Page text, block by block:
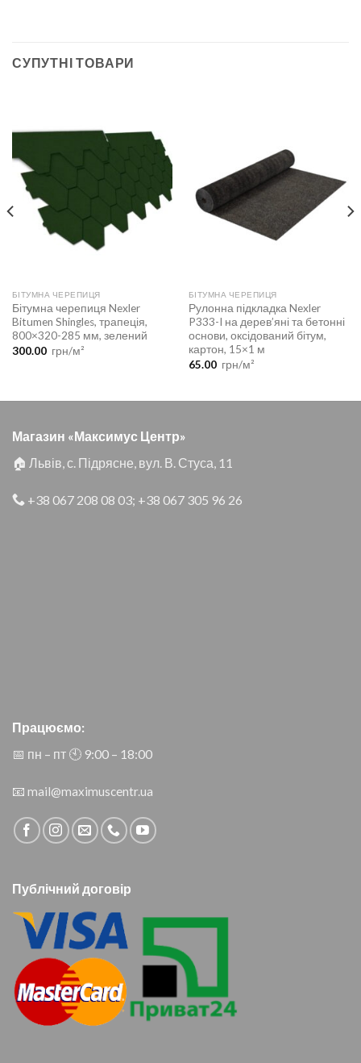
СУПУТНІ ТОВАРИ
БІТУМНА ЧЕРЕПИЦЯ
Бітумна черепиця Nexler
Bitumen Shingles, трапеція,
800×320-285 мм, зелений
300.00 грн/м²
БІТУМНА ЧЕРЕПИЦЯ
Рулонна підкладка Nexler
P333-I на дерев’яні та бетонні
основи, оксідований бітум,
картон, 15×1 м
65.00 грн/м²
Магазин «Максимус Центр»
🏠 Львів, с. Підрясне, вул. В. Стуса, 11
+38 067 208 08 03; +38 067 305 96 26
Працюємо:
📅 пн – пт 🕙︎ 9:00 – 18:00
📧 mail@maximuscentr.ua
Публічний договір